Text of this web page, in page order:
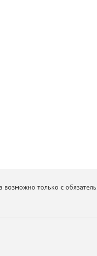
возможно только с